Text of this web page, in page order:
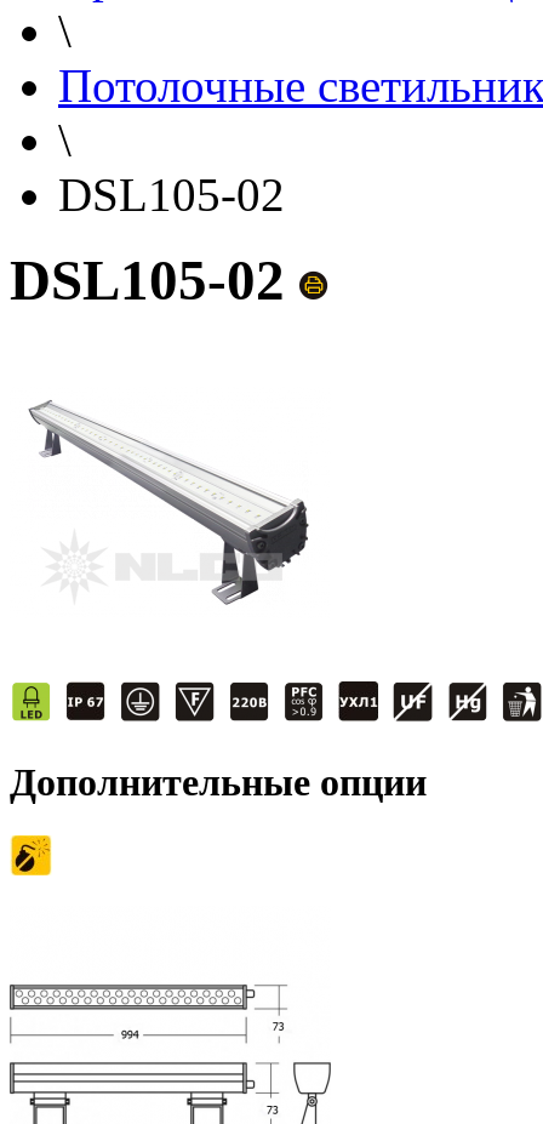
\
Потолочные
\
DSL105-02
DSL105-02
Дополнительные опции